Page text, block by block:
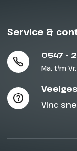
Service &
0547 -
Ma. t/m
Vind